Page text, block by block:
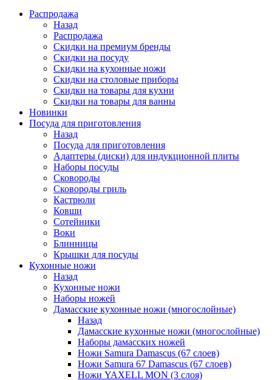
Распродажа
Назад
Распродажа
Скидки на премиум бренды
Скидки на посуду
Скидки на кухонные ножи
Скидки на столовые приборы
Скидки на товары для кухни
Скидки на товары для ванны
Новинки
Посуда для приготовления
Назад
Посуда для приготовления
Адаптеры (диски) для индукционной плиты
Наборы посуды
Сковороды
Сковороды гриль
Кастрюли
Ковши
Сотейники
Воки
Блинницы
Крышки для посуды
Кухонные ножи
Назад
Кухонные ножи
Наборы ножей
Дамасские кухонные ножи (многослойные)
Назад
Дамасские кухонные ножи (многослойные)
Наборы дамасских ножей
Ножи Samura Damascus (67 слоев)
Ножи Samura 67 Damascus (67 слоев)
Ножи YAXELL MON (3 слоя)